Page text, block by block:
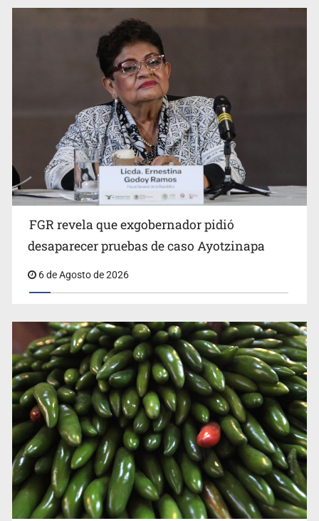
Jalisco mantiene la búsqueda de 21 adolescentes
desaparecidos durante julio
Desarticulan en Cataluña célula del CJNG y decomisan
2.5 toneladas de metanfetamina
FGR revela que exgobernador pidió
desaparecer pruebas de caso Ayotzinapa
6 de Agosto de 2026